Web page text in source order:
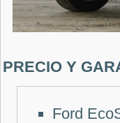
PRECIO Y
Ford